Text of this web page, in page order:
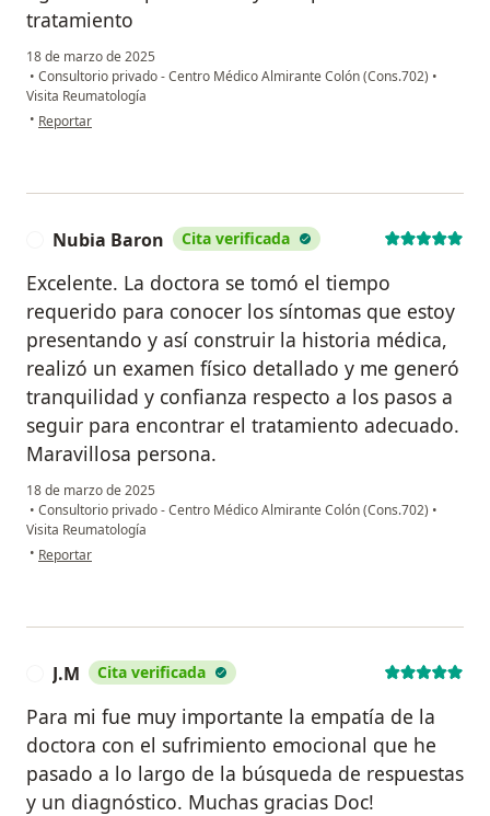
tratamiento
18 de marzo de 2025
• Consultorio privado - Centro Médico Almirante Colón (Cons.702) •
Visita Reumatología
• en opinión del usuario Victor Manuel Zabaleta
Reportar
Nubia Baron Cita verificada
Excelente. La doctora se tomó el tiempo
requerido para conocer los síntomas que estoy
presentando y así construir la historia médica,
realizó un examen físico detallado y me generó
tranquilidad y confianza respecto a los pasos a
seguir para encontrar el tratamiento adecuado.
Maravillosa persona.
18 de marzo de 2025
• Consultorio privado - Centro Médico Almirante Colón (Cons.702) •
Visita Reumatología
• en opinión del usuario Nubia Baron
Reportar
J.M Cita verificada
Para mi fue muy importante la empatía de la
doctora con el sufrimiento emocional que he
pasado a lo largo de la búsqueda de respuestas
y un diagnóstico. Muchas gracias Doc!